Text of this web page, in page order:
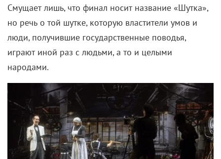
Смущает лишь, что финал носит название «Шутка»,
но речь о той шутке, которую властители умов и
люди, получившие государственные поводья,
играют иной раз с людьми, а то и целыми
народами.